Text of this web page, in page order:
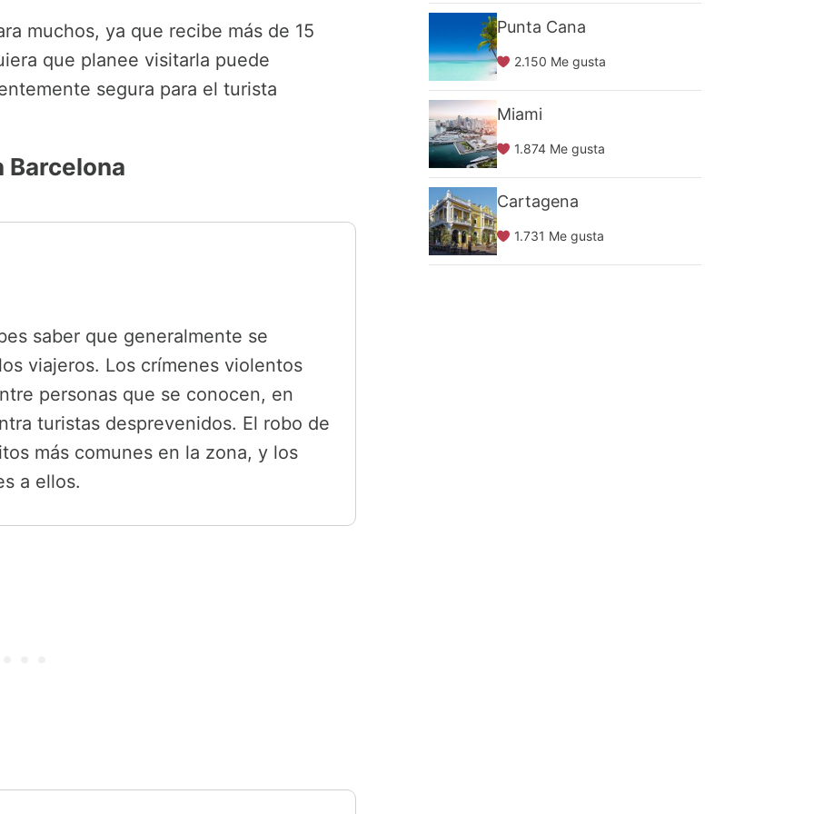
muchos, ya que recibe más de 15
que planee visitarla puede
segura para el turista
Barcelona
saber que generalmente se
viajeros. Los crímenes violentos
personas que se conocen, en
turistas desprevenidos. El robo de
más comunes en la zona, y los
a ellos.
Punta Cana
2.150 Me gusta
Miami
1.874 Me gusta
Cartagena
1.731 Me gusta